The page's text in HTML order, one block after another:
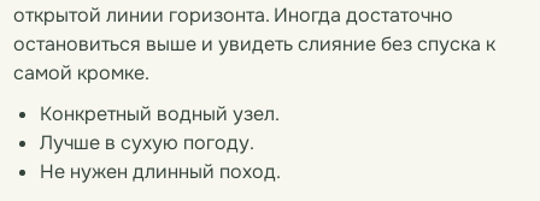
открытой линии горизонта. Иногда достаточно
остановиться выше и увидеть слияние без спуска к
самой кромке.
Конкретный водный узел.
Лучше в сухую погоду.
Не нужен длинный поход.